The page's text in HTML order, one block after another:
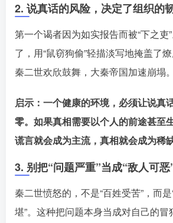
2. 说真话的风险，决定了组织的
第一个谒者因为如实报告而被“下之吏
了，用“鼠窃狗偷”轻描淡写地掩盖了
秦二世欢欣鼓舞，大秦帝国加速崩塌。󠄹󠅀󠄪󠄢󠄡󠄦󠄞󠄧󠄣󠄞󠄢󠄡󠄦󠄞󠄡󠄧󠄢󠅬󠅅󠅃󠄵󠅂󠄪󠅗󠅥󠅕󠅣󠅤󠅬󠅄󠄹󠄽󠄵󠄪󠄢󠄠󠄢󠄦󠄝󠄠󠄨󠄝󠄡󠄠󠄐󠄡󠄠󠄪󠄠󠄥󠄪󠄠󠄩󠅬󠅨󠅙󠅑󠅟󠅗󠅒󠄞󠅓󠅟󠅝󠄐󠇕󠆠󠅿󠇖󠆄󠆩󠇕󠅿󠆈󠇗󠆭󠆁󠄐󠇗󠅹󠅸󠇖󠆍󠅳󠇖󠅹󠅰󠇖󠆌󠅹
启示：一个健康的环境，必须让说真
零。如果真相需要以个人的前途甚至
谎言就会成为主流，真相就会成为稀缺
3. 别把“问题严重”当成“敌人可恶
秦二世愤怒的，不是“百姓受苦”，而
堪”。这种把问题本身当成对自己的